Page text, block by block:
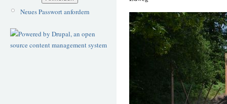
Neues Passwort anfordern